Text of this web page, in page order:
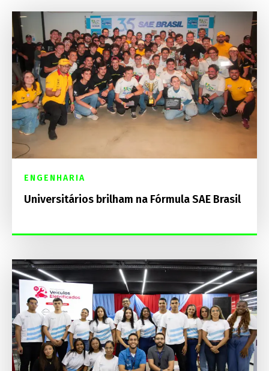
ENGENHARIA
Universitários brilham na Fórmula SAE Brasil